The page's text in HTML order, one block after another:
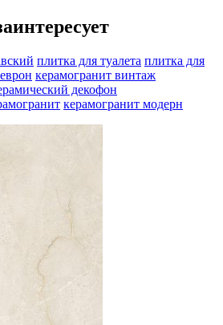
плитка для туалета плитка для
керамогранит винтаж
декофон
керамогранит модерн